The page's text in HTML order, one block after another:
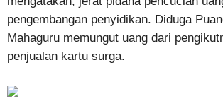
pengembangan penyidikan. Diduga
Mahaguru memungut uang dari
penjualan kartu surga.